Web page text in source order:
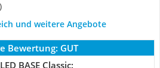
)
und weitere Angebote
Bewertung: GUT
BASE Classic: